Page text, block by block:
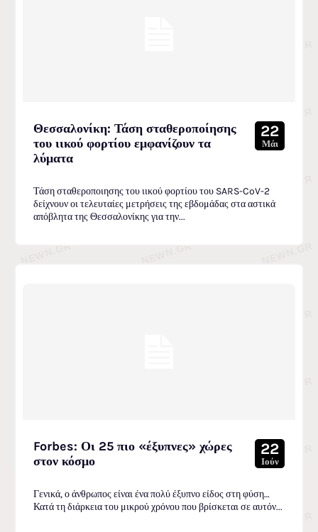
Θεσσαλονίκη: Τάση σταθεροποίησης
του ιικού φορτίου εμφανίζουν τα
λύματα
22
Μάι
Τάση σταθεροποιησης του ιικού φορτίου του SARS-CoV-2
δείχνουν οι τελευταίες μετρήσεις της εβδομάδας στα αστικά
απόβλητα της Θεσσαλονίκης για την...
Forbes: Οι 25 πιο «έξυπνες» χώρες
στον κόσμο
22
Ιούν
Γενικά, ο άνθρωπος είναι ένα πολύ έξυπνο είδος στη φύση…
Κατά τη διάρκεια του μικρού χρόνου που βρίσκεται σε αυτόν...